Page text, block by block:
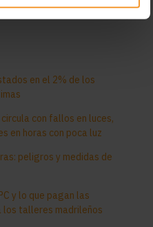
en el 2% de los
con fallos en luces,
en horas con poca luz
peligros y medidas de
y lo que pagan las
los talleres madrileños